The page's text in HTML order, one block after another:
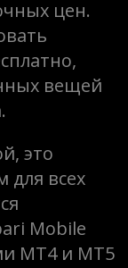
цен.
вещей
это
для всех
Mobile
MT4 и MT5